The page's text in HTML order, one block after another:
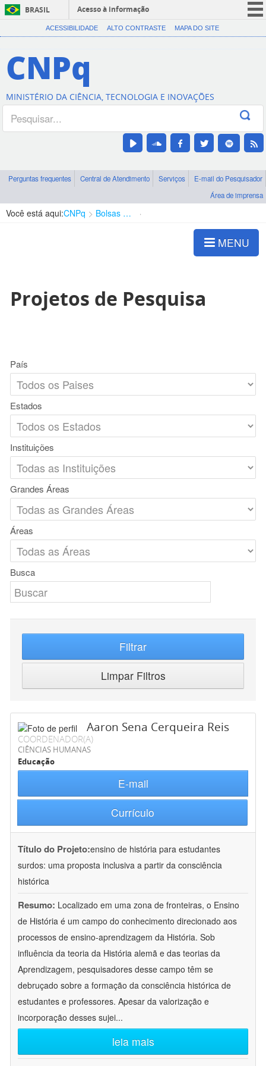
BRASIL
Acesso à informação
CORONAVÍRUS (COVID-19)
Canais
ACESSIBILIDADE ALTO CONTRASTE MAPA DO SITE
CNPq
MINISTÉRIO DA CIÊNCIA, TECNOLOGIA E INOVAÇÕES
Perguntas frequentes Central de Atendimento Serviços
E-mail do Pesquisador
Área de imprensa
Você está aqui:CNPq Bolsas e Auxílios Vigentes
MENU
Projetos de Pesquisa
País
Estados
Instituições
Grandes Áreas
Áreas
Busca
Filtrar
Limpar Filtros
Aaron Sena Cerqueira Reis
COORDENADOR(A)
CIÊNCIAS HUMANAS
Educação
E-mail
Currículo
Título do Projeto:ensino de história para estudantes
surdos: uma proposta inclusiva a partir da consciência
histórica
Resumo: Localizado em uma zona de fronteiras, o Ensino
de História é um campo do conhecimento direcionado aos
processos de ensino-aprendizagem da História. Sob
influência da teoria da História alemã e das teorias da
Aprendizagem, pesquisadores desse campo têm se
debruçado sobre a formação da consciência histórica de
estudantes e professores. Apesar da valorização e
incorporação desses sujei...
leia mais